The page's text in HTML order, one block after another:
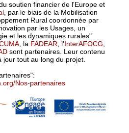
soutien financier de l'Europe et
, par le biais de la Mobilisation
Rural coordonnée par
par les Usages, un
et les dynamiques rurales"
, la FADEAR, l'InterAFOCG,
sont partenaires. Leur contenu
jour tout au long du projet.
Nos-partenaires